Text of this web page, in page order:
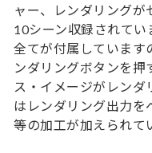
ャー、レンダリングが
10シーン収録されて
全てが付属しています
ンダリングボタンを押
ス・イメージがレンダ
はレンダリング出力を
等の加工が加えられて